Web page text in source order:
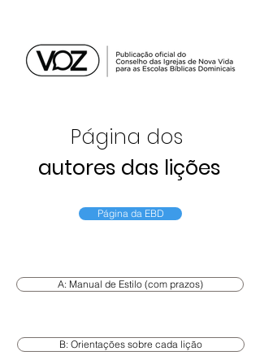
Página dos
autores das lições
Página da EBD
A: Manual de Estilo (com prazos)
B: Orientações sobre cada lição